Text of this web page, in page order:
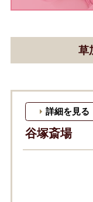
草
谷塚斎場
詳細を見る